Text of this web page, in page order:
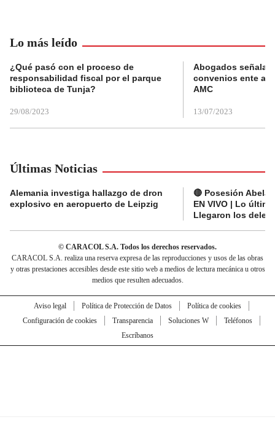
Lo más leído
¿Qué pasó con el proceso de
responsabilidad fiscal por el parque
biblioteca de Tunja?
29/08/2023
Abogados
convenios ente
AMC
13/07/2023
Últimas Noticias
Alemania investiga hallazgo de dron
explosivo en aeropuerto de Leipzig
🔴 Posesión
EN VIVO | Lo
Llegaron los
© CARACOL S.A. Todos los derechos reservados.
CARACOL S.A. realiza una reserva expresa de las reproducciones y usos de las obras
y otras prestaciones accesibles desde este sitio web a medios de lectura mecánica u otros
medios que resulten adecuados.
Aviso legal Política de Protección de Datos
Política de cookies
Configuración de cookies
Transparencia Soluciones W
Teléfonos
Escríbanos